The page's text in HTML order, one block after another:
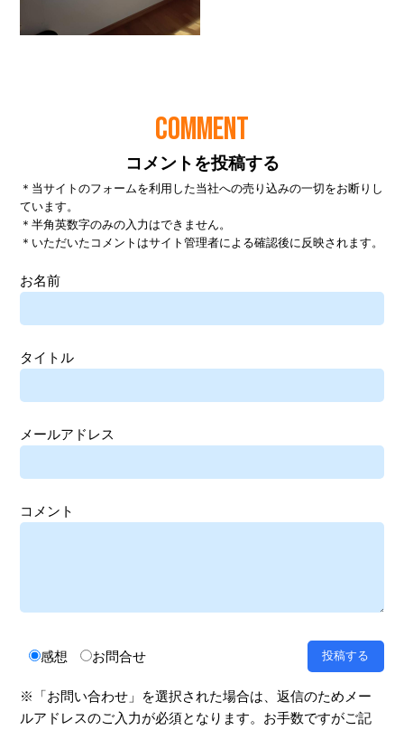
COMMENT
コメントを投稿する
＊当サイトのフォームを利用した当社への売り込みの一切をお断りし
ています。
＊半角英数字のみの入力はできません。
＊いただいたコメントはサイト管理者による確認後に反映されます。
お名前
タイトル
メールアドレス
コメント
感想 お問合せ
※「お問い合わせ」を選択された場合は、返信のためメー
ルアドレスのご入力が必須となります。お手数ですがご記